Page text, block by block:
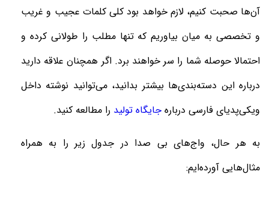
آن‌ها صحبت کنیم، لازم خواهد بود کلی کلمات عجیب و غریب
و تخصصی به میان بیاوریم که تنها مطلب را طولانی کرده و
احتمالا حوصله شما را سر خواهند برد. اگر همچنان علاقه دارید
درباره این دسته‌بندی‌ها بیشتر بدانید، می‌توانید نوشته داخل
ویکی‌پدیای فارسی درباره جایگاه تولید را مطالعه کنید.
به هر حال، واج‌های بی صدا در جدول زیر را به همراه
مثال‌هایی آورده‌ایم: